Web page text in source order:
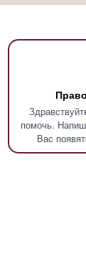
помочь.
Вас